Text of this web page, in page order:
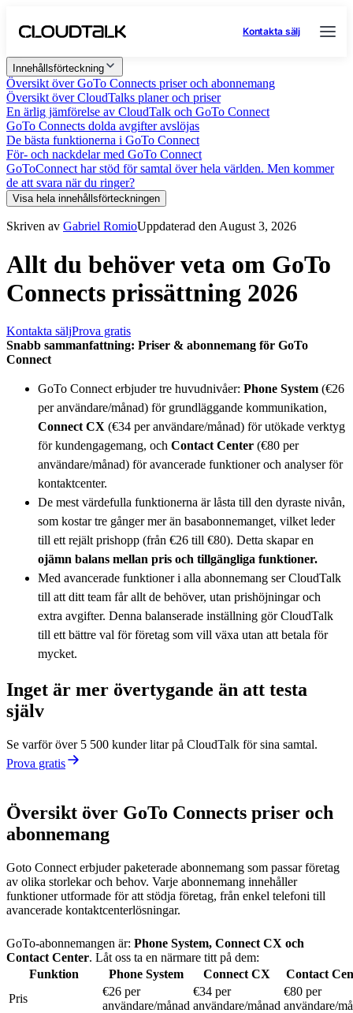
Kontakta sälj
Innehållsförteckning
Översikt över GoTo Connects priser och abonnemang
Översikt över CloudTalks planer och priser
En ärlig jämförelse av CloudTalk och GoTo Connect
GoTo Connects dolda avgifter avslöjas
De bästa funktionerna i GoTo Connect
För- och nackdelar med GoTo Connect
GoToConnect har stöd för samtal över hela världen. Men kommer
de att svara när du ringer?
Visa hela innehållsförteckningen
Skriven av Gabriel RomioUppdaterad den August 3, 2026
Allt du behöver veta om GoTo
Connects prissättning 2026
Kontakta säljProva gratis
Snabb sammanfattning: Priser & abonnemang för GoTo
Connect
GoTo Connect erbjuder tre huvudnivåer: Phone System (€26
per användare/månad) för grundläggande kommunikation,
Connect CX (€34 per användare/månad) för utökade verktyg
för kundengagemang, och Contact Center (€80 per
användare/månad) för avancerade funktioner och analyser för
kontaktcenter.
De mest värdefulla funktionerna är låsta till den dyraste nivån,
som kostar tre gånger mer än basabonnemanget, vilket leder
till ett rejält prishopp (från €26 till €80). Detta skapar en
ojämn balans mellan pris och tillgängliga funktioner.
Med avancerade funktioner i alla abonnemang ser CloudTalk
till att ditt team får allt de behöver, utan prishöjningar och
extra avgifter. Denna balanserade inställning gör CloudTalk
till ett bättre val för företag som vill växa utan att betala för
mycket.
Inget är mer övertygande än att testa
själv
Se varför över 5 500 kunder litar på CloudTalk för sina samtal.
Prova gratis
Översikt över GoTo Connects priser och
abonnemang
Goto Connect erbjuder paketerade abonnemang som passar företag
av olika storlekar och behov. Varje abonnemang innehåller
funktioner utformade för att stödja företag, från enkel telefoni till
avancerade kontaktcenterlösningar.
GoTo-abonnemangen är: Phone System, Connect CX och
Contact Center. Låt oss ta en närmare titt på dem:
Funktion
Phone System Connect CX
Contact
Pris
€26 per
användare/månad
€34 per
användare/månad
€80 per
användare/